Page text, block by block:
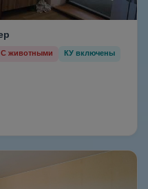
С животными КУ включены